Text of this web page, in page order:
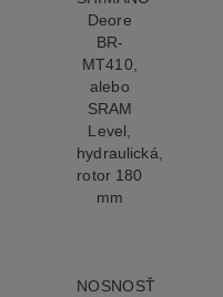
Deore
BR-
MT410,
alebo
SRAM
Level,
hydraulická,
rotor 180
mm
NOSNOSŤ